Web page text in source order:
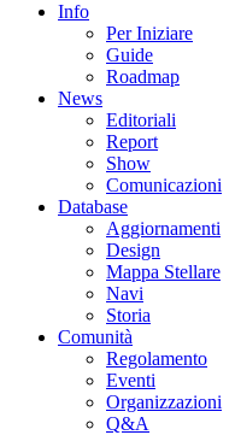
Info
Per Iniziare
Guide
Roadmap
News
Editoriali
Report
Show
Comunicazioni
Database
Aggiornamenti
Design
Mappa Stellare
Navi
Storia
Comunità
Regolamento
Eventi
Organizzazioni
Q&A